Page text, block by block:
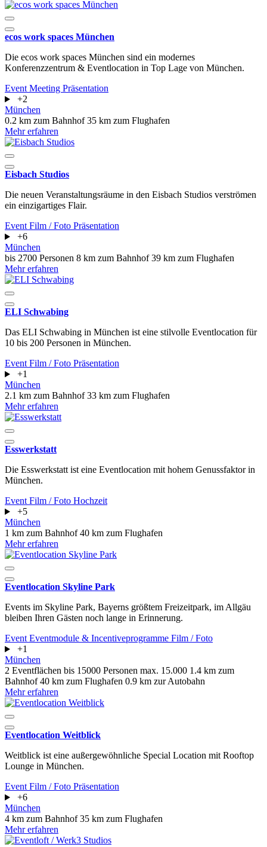
ecos work spaces München
Die ecos work spaces München sind ein modernes
Konferenzzentrum & Eventlocation in Top Lage von München.
Event Meeting Präsentation
+2
München
0.2 km zum Bahnhof35 km zum Flughafen
Mehr erfahren
Eisbach Studios
Die neuen Veranstaltungsräume in den Eisbach Studios verströmen
ein einzigartiges Flair.
Event Film / Foto Präsentation
+6
München
bis 2700 Personen 8 km zum Bahnhof39 km zum Flughafen
Mehr erfahren
ELI Schwabing
Das ELI Schwabing in München ist eine stilvolle Eventlocation für
10 bis 200 Personen in München.
Event Film / Foto Präsentation
+1
München
2.1 km zum Bahnhof33 km zum Flughafen
Mehr erfahren
Esswerkstatt
Die Esswerkstatt ist eine Eventlocation mit hohem Genussfaktor in
München.
Event Film / Foto Hochzeit
+5
München
1 km zum Bahnhof40 km zum Flughafen
Mehr erfahren
Eventlocation Skyline Park
Events im Skyline Park, Bayerns größtem Freizeitpark, im Allgäu
bleiben Ihren Gästen noch lange in Erinnerung.
Event Eventmodule & Incentiveprogramme Film / Foto
+1
München
2 Eventflächen bis 15000 Personen max. 15.000 1.4 km zum
Bahnhof40 km zum Flughafen 0.9 km zur Autobahn
Mehr erfahren
Eventlocation Weitblick
Weitblick ist eine außergewöhnliche Special Location mit Rooftop
Lounge in München.
Event Film / Foto Präsentation
+6
München
4 km zum Bahnhof35 km zum Flughafen
Mehr erfahren